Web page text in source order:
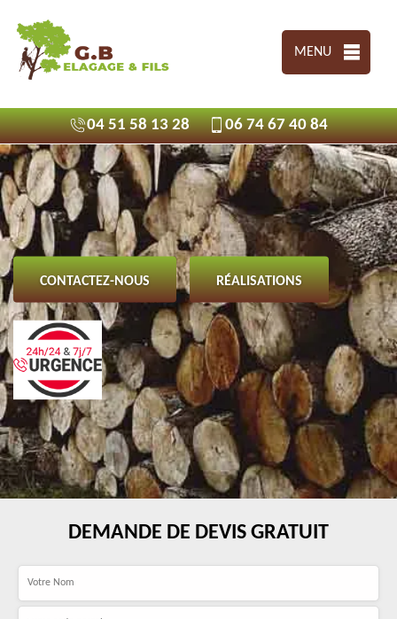
MENU
04 51 58 13 28 06 74 67 40 84
CONTACTEZ-NOUS RÉALISATIONS
DEMANDE DE DEVIS GRATUIT